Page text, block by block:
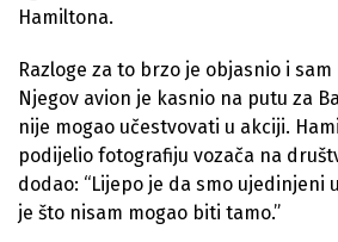
Hamiltona.
Razloge za to brzo je objasnio i
Njegov avion je kasnio na putu za
nije mogao učestvovati u akciji.
podijelio fotografiju vozača na
dodao: “Lijepo je da smo ujedinjeni
je što nisam mogao biti tamo.”